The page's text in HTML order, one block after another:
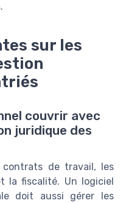
sur les
couvrir avec
juridique des
de travail, les
la fiscalité. Un logiciel
doit aussi gérer les